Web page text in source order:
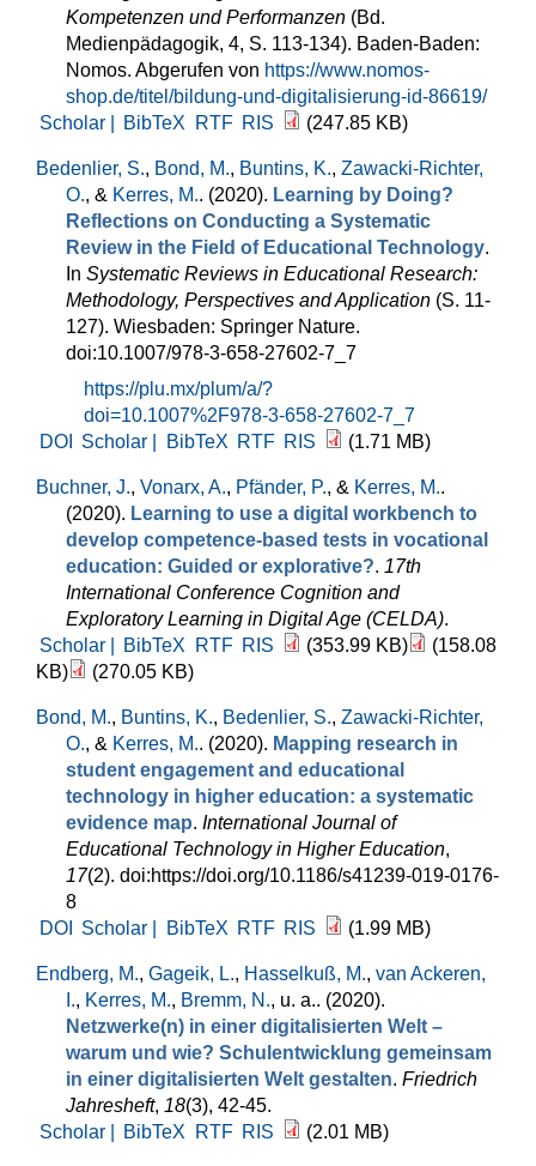
Kompetenzen und Performanzen (Bd.
Medienpädagogik, 4, S. 113-134). Baden-Baden:
Nomos. Abgerufen von https://www.nomos-
shop.de/titel/bildung-und-digitalisierung-id-86619/
Scholar |
BibTeX RTF RIS (247.85 KB)
Bedenlier, S., Bond, M., Buntins, K., Zawacki-Richter,
O., & Kerres, M.. (2020). Learning by Doing?
Reflections on Conducting a Systematic
Review in the Field of Educational Technology.
In Systematic Reviews in Educational Research:
Methodology, Perspectives and Application (S. 11-
127). Wiesbaden: Springer Nature.
doi:10.1007/978-3-658-27602-7_7
https://plu.mx/plum/a/?
doi=10.1007%2F978-3-658-27602-7_7
DOI
Scholar | BibTeX RTF RIS (1.71 MB)
Buchner, J., Vonarx, A., Pfänder, P., & Kerres, M..
(2020). Learning to use a digital workbench to
develop competence-based tests in vocational
education: Guided or explorative?. 17th
International Conference Cognition and
Exploratory Learning in Digital Age (CELDA).
Scholar |
BibTeX RTF RIS (353.99 KB)
(158.08
KB)
(270.05 KB)
Bond, M., Buntins, K., Bedenlier, S., Zawacki-Richter,
O., & Kerres, M.. (2020). Mapping research in
student engagement and educational
technology in higher education: a systematic
evidence map. International Journal of
Educational Technology in Higher Education,
17(2). doi:https://doi.org/10.1186/s41239-019-0176-
8
DOI
Scholar | BibTeX RTF RIS (1.99 MB)
Endberg, M., Gageik, L., Hasselkuß, M., van Ackeren,
I., Kerres, M., Bremm, N., u. a.. (2020).
Netzwerke(n) in einer digitalisierten Welt –
warum und wie? Schulentwicklung gemeinsam
in einer digitalisierten Welt gestalten. Friedrich
Jahresheft, 18(3), 42-45.
Scholar |
BibTeX RTF RIS (2.01 MB)